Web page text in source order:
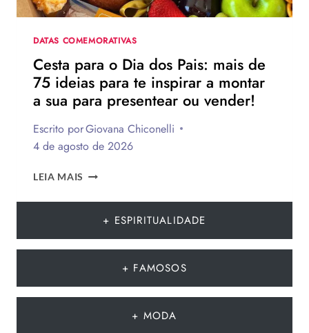
HOMENAGEAR
DATA
DATAS COMEMORATIVAS
Cesta para o Dia dos Pais: mais de
75 ideias para te inspirar a montar
a sua para presentear ou vender!
Escrito porGiovana Chiconelli
4 de agosto de 2026
LEIA MAIS CESTA
O
75
+ ESPIRITUALIDADE
+ FAMOSOS
+ MODA